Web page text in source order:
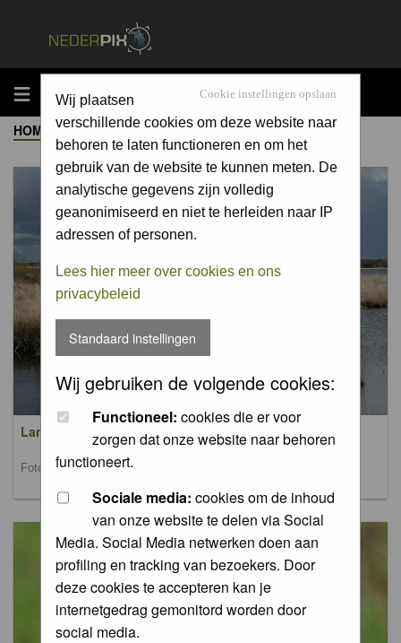
MENU Cookie instellingen opslaan
Wij plaatsen
verschillende cookies om deze website naar
behoren te laten functioneren en om het
gebruik van de website te kunnen meten. De
analytische gegevens zijn volledig
geanonimiseerd en niet te herleiden naar IP
adressen of personen.
Lees hier meer over cookies en ons
privacybeleid
Standaard instellingen
Wij gebruiken de volgende cookies:
Functioneel: cookies die er voor
zorgen dat onze website naar behoren
functioneert.
Sociale media: cookies om de inhoud
van onze website te delen via Social
Media. Social Media netwerken doen aan
profiling en tracking van bezoekers. Door
deze cookies te accepteren kan je
internetgedrag gemonitord worden door
social media.
HOME ->ALBUM
Landschappen / Landscapes
Foto's van landschappen / Pictures of landscapes